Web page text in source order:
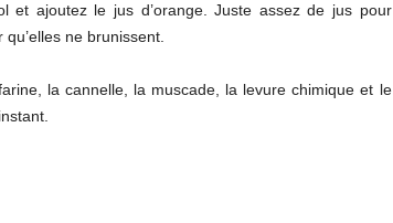
et ajoutez le jus d’orange. Juste assez de jus pour
ne brunissent.
la cannelle, la muscade, la levure chimique et le